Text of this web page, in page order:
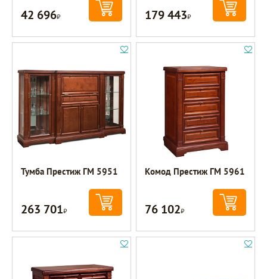
42 696Р 179 443Р
Тумба Престиж ГМ 5951
263 701Р
Комод Престиж ГМ 5961
76 102Р